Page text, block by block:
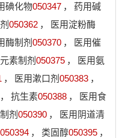
碘化物050347 ，
药用碱
050362 ，
医用淀粉酶
酶制剂 050370 ，
医用催
素制剂 050375 ，
医用氨
， 医用漱口剂 050383 ，
， 抗生素050388 ，
医用食
剂 050390 ，
医用阴道清
050394 ， 类固醇050395 ，